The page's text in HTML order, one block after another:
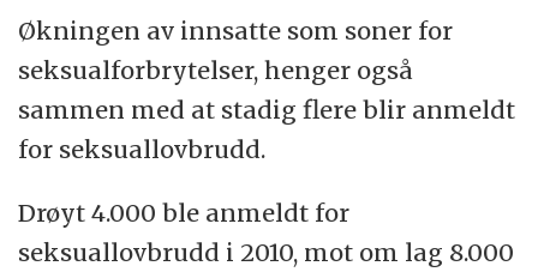
Økningen av innsatte som soner for
seksualforbrytelser, henger også
sammen med at stadig flere blir anmeldt
for seksuallovbrudd.
Drøyt 4.000 ble anmeldt for
seksuallovbrudd i 2010, mot om lag 8.000